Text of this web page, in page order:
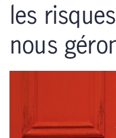
les
nous